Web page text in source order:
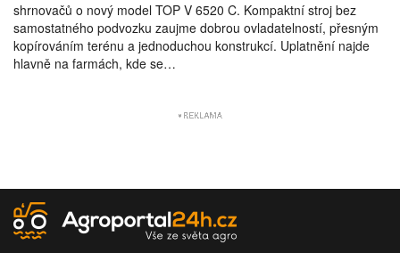
shrnovačů o nový model TOP V 6520 C. Kompaktní stroj bez
samostatného podvozku zaujme dobrou ovladatelností, přesným
kopírováním terénu a jednoduchou konstrukcí. Uplatnění najde
hlavně na farmách, kde se…